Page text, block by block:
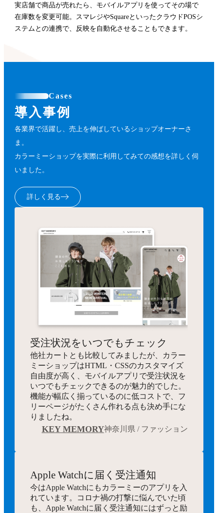
実店舗で商品が売れたら、モバイルアプリを使ってその場で
在庫数を変更可能。スマレジやSquareといったクラウドPOSシ
ステムとの連携で、反映を自動化させることもできます。
Cases
導入事例
各業界で活躍し、売上を伸ばしているショップオーナーさ
ま。
カラーミーショップを実際に利用してみての感想を詳しく伺
いました。
詳しく見る
受注状況をいつでもチェック
他社カートとも比較してみましたが、カラー
ミーショップはHTML・CSSのカスタマイズ
自由度が高く、モバイルアプリで受注状況を
いつでもチェックできるのが魅力的でした。
機能が幅広く揃っているのに低コストで、フ
リーページがたくさん作れる点も決め手にな
りましたね。
KEY MEMORY神奈川県 / ファッション
Apple Watchに届く受注通知
今はApple Watchにもカラーミーのアプリを入
れています。コロナ禍の打撃に悩んでいた頃
も、Apple Watchに届く受注通知にはずっと励